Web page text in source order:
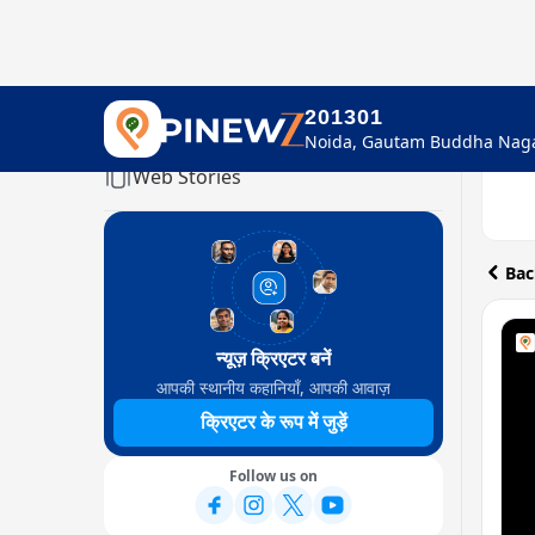
201301
Home
Web Stories
न्यूज़ क्रिएटर बनें
आपकी स्थानीय कहानियाँ, आपकी आवाज़
क्रिएटर के रूप में जुड़ें
Follow us on